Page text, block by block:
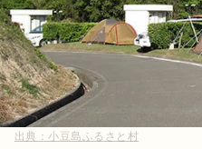
出典： 小豆島ふるさと村